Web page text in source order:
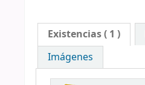
Existencias( 1 )
Imágenes